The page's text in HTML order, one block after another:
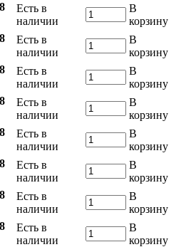
Есть в
наличии
В
корзину
Есть в
наличии
В
корзину
Есть в
наличии
В
корзину
Есть в
наличии
В
корзину
Есть в
наличии
В
корзину
Есть в
наличии
В
корзину
Есть в
наличии
В
корзину
Есть в
наличии
В
корзину